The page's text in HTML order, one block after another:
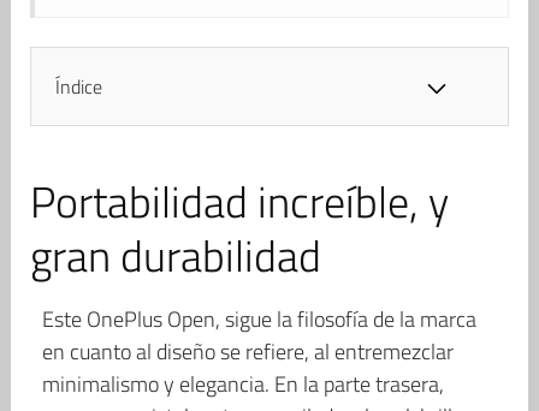
Índice
Portabilidad increíble, y
gran durabilidad
Este OnePlus Open, sigue la filosofía de la marca
en cuanto al diseño se refiere, al entremezclar
minimalismo y elegancia. En la parte trasera,